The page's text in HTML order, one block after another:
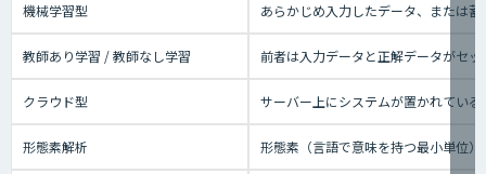
機械学習型 あらかじめ入力したデータ、または
教師あり学習 / 教師なし学習 前者は入力データと正解データがセ
クラウド型 サーバー上にシステムが置かれてい
形態素解析 形態素（言語で意味を持つ最小単位